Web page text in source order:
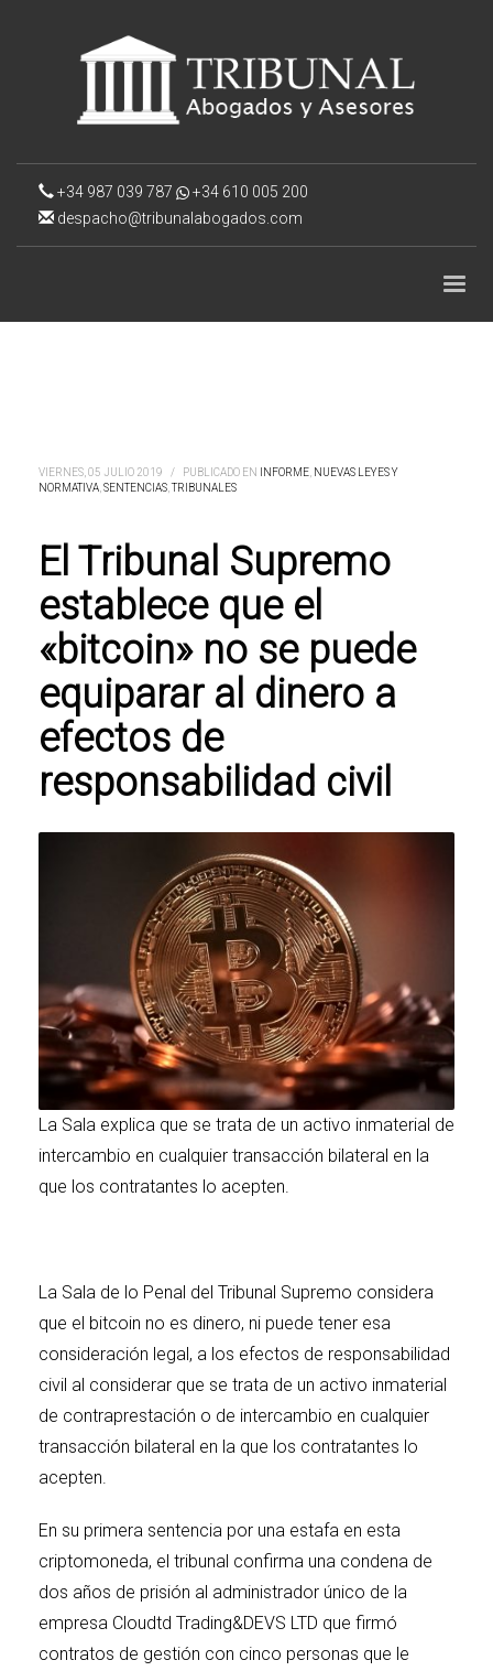
+34 987 039 787
+34 610 005 200
despacho@tribunalabogados.com
VIERNES, 05 JULIO 2019 / PUBLICADO EN INFORME NUEVAS LEYES Y
NORMATIVA SENTENCIAS ,TRIBUNALES
El Tribunal Supremo
establece que el
«bitcoin» no se puede
equiparar al dinero a
efectos de
responsabilidad civil
La Sala explica que se trata de un activo inmaterial de
intercambio en cualquier transacción bilateral en la
que los contratantes lo acepten.
La Sala de lo Penal del Tribunal Supremo considera
que el bitcoin no es dinero, ni puede tener esa
consideración legal, a los efectos de responsabilidad
civil al considerar que se trata de un activo inmaterial
de contraprestación o de intercambio en cualquier
transacción bilateral en la que los contratantes lo
acepten.
En su primera sentencia por una estafa en esta
criptomoneda, el tribunal confirma una condena de
dos años de prisión al administrador único de la
empresa Cloudtd Trading&DEVS LTD que firmó
contratos de gestión con cinco personas que le